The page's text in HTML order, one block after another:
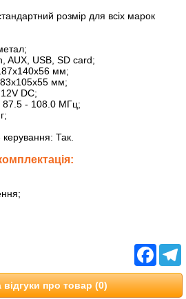
розмір для всіх марок
AUX, USB, SD card;
мм;
мм;
DC;
87.5 - 108.0 МГц;
керування: Так.
відгуки про товар (0)